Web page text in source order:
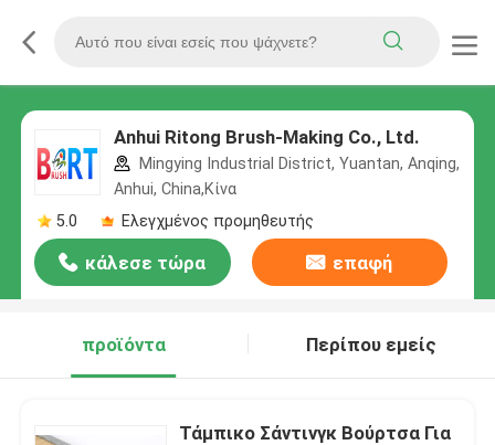
Anhui Ritong Brush-Making Co., Ltd.
Mingying Industrial District, Yuantan, Anqing,
Anhui, China,Κίνα
5.0
Ελεγχμένος προμηθευτής
κάλεσε τώρα επαφή
προϊόντα Περίπου εμείς
Τάμπικο Σάντινγκ Βούρτσα Για